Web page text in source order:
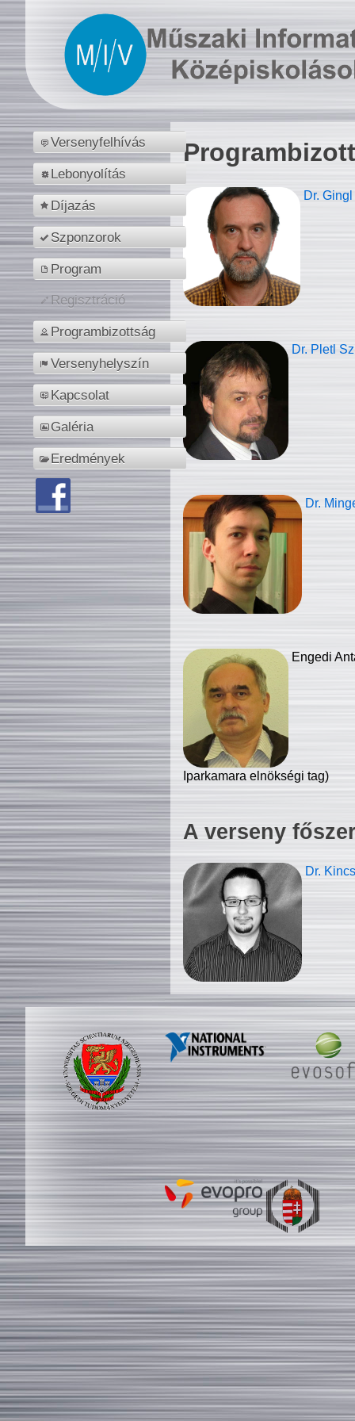
Versenyfelhívás
Lebonyolítás
Díjazás
Szponzorok
Program
Regisztráció
Programbizottság
Versenyhelyszín
Kapcsolat
Galéria
Eredmények
Dr.
Dr. Pletl
Dr.
Engedi
Iparkamara elnökségi tag)
A verseny
Dr.